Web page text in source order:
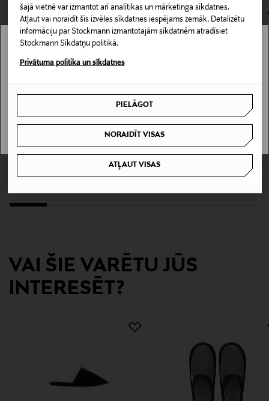
šajā vietnē var izmantot arī analītikas un mārketinga sīkdatnes.
Atļaut vai noraidīt šīs izvēles sīkdatnes iespējams zemāk. Detalizētu
informāciju par Stockmann izmantotajām sīkdatnēm atradīsiet
Stockmann Sīkdatņu politikā.
Privātuma politika un sīkdatnes
PIELĀGOT
NORAIDĪT VISAS
ATĻAUT VISAS
Krāsa
VALKOINEN
Ražotājvalsts
Stockmann, Lindex Group Oyj, Aleksanterinkatu 52 B,
PL 220, 00101, Helsinki, Finland
Atslēgvārdi
čības, vannas čības, rīta čības, vannas apavi
CASA STOCKMANN
MARIMEKKO
Pieni Unikko čības
VAI ŠIE VARĒTU JŪS
INTERESĒT?
Stockmann nav pieejams tavā valstī.
I UNDERSTAND